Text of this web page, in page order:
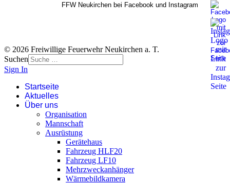
FFW Neukirchen bei Facebook und Instagram
© 2026 Freiwillige Feuerwehr Neukirchen a. T.
Suchen
Sign In
Startseite
Aktuelles
Über uns
Organisation
Mannschaft
Ausrüstung
Gerätehaus
Fahrzeug HLF20
Fahrzeug LF10
Mehrzweckanhänger
Wärmebildkamera